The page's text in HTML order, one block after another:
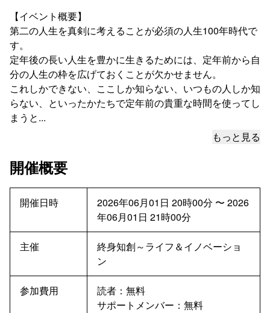
【イベント概要】
第二の人生を真剣に考えることが必須の人生100年時代で
す。
定年後の長い人生を豊かに生きるためには、定年前から自
分の人生の枠を広げておくことが欠かせません。
これしかできない、ここしか知らない、いつもの人しか知
らない、といったかたちで定年前の貴重な時間を使ってし
まうと...
もっと見る
開催概要
開催日時 2026年06月01日 20時00分 〜 2026
年06月01日 21時00分
主催
終身知創～ライフ＆イノベーショ
ン
参加費用 読者： 無料
サポートメンバー： 無料